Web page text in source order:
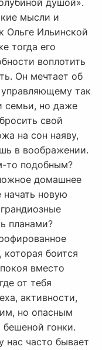
душой».
мысли и
Ольге Ильинской
тогда его
воплотить
Он мечтает об
так
семьи, но даже
свой
на сон наяву,
в воображении.
то подобным?
домашнее
новую
планами?
боится
вместо
от тебя
активности,
но опасным
гонки.
нас часто бывает